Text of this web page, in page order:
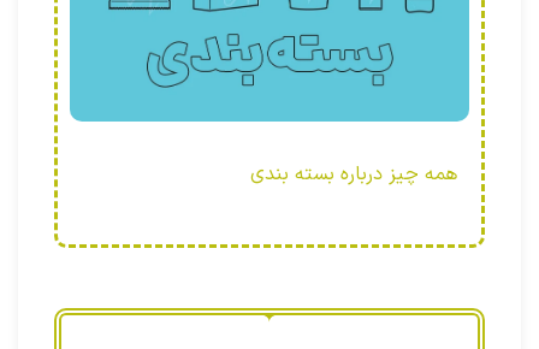
همه چیز درباره بسته بندی